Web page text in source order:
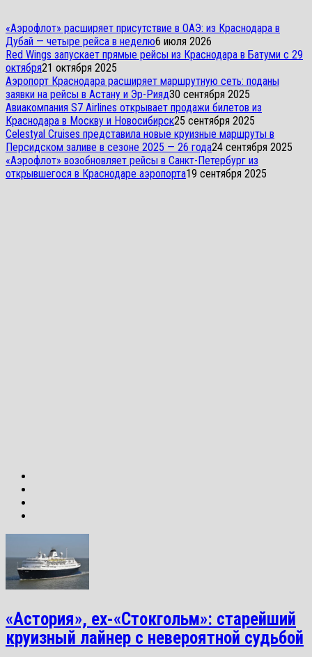
«Аэрофлот» расширяет присутствие в ОАЭ: из Краснодара в
Дубай — четыре рейса в неделю6 июля 2026
Red Wings запускает прямые рейсы из Краснодара в Батуми с 29
октября21 октября 2025
Аэропорт Краснодара расширяет маршрутную сеть: поданы
заявки на рейсы в Астану и Эр-Рияд30 сентября 2025
Авиакомпания S7 Airlines открывает продажи билетов из
Краснодара в Москву и Новосибирск25 сентября 2025
Celestyal Cruises представила новые круизные маршруты в
Персидском заливе в сезоне 2025 — 26 года24 сентября 2025
«Аэрофлот» возобновляет рейсы в Санкт-Петербург из
открывшегося в Краснодаре аэропорта19 сентября 2025
«Астория», ex-«Стокгольм»: старейший
круизный лайнер с невероятной судьбой